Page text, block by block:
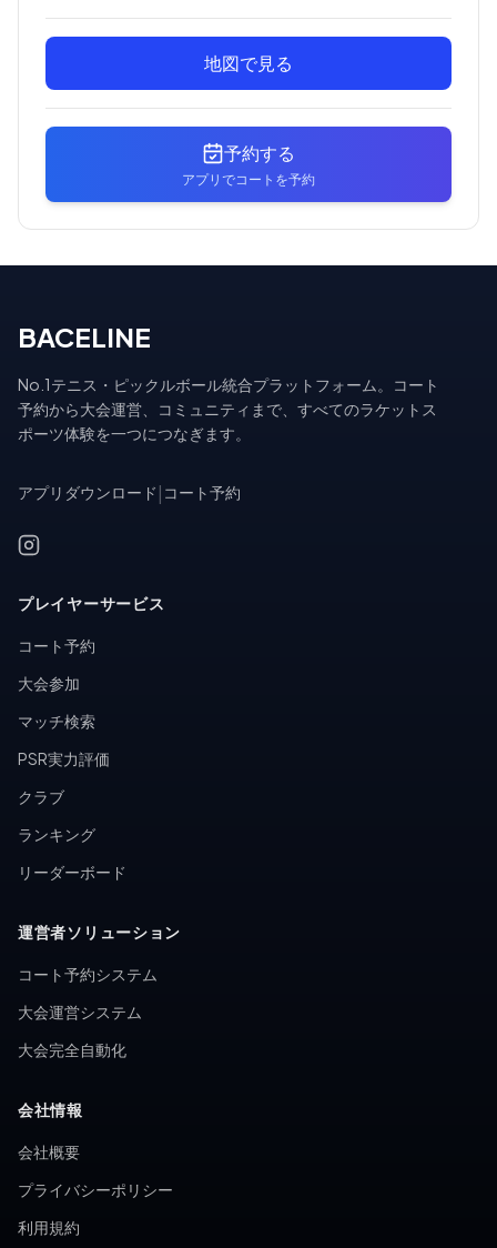
地図で見る
予約する
アプリでコートを予約
BACELINE
No.1テニス・ピックルボール統合プラットフォーム。コート
予約から大会運営、コミュニティまで、すべてのラケットス
ポーツ体験を一つにつなぎます。
アプリダウンロード コート予約
プレイヤーサービス
コート予約
大会参加
マッチ検索
PSR実力評価
クラブ
ランキング
リーダーボード
運営者ソリューション
コート予約システム
大会運営システム
大会完全自動化
会社情報
会社概要
プライバシーポリシー
利用規約